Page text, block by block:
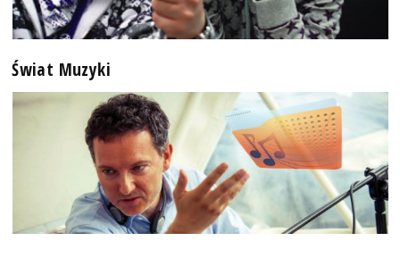
Świat Muzyki